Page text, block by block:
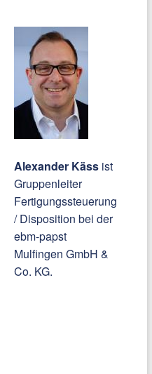
Alexander Käss ist
Gruppenleiter
Fertigungssteuerung
/ Disposition bei der
ebm-papst
Mulfingen GmbH &
Co. KG.